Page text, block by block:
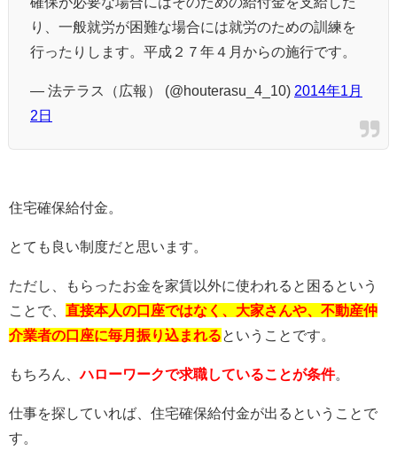
り、一般就労が困難な場合には就労のための訓練を
行ったりします。平成２７年４月からの施行です。
— 法テラス（広報） (@houterasu_4_10) 2014年1月
2日
住宅確保給付金。
とても良い制度だと思います。
ただし、もらったお金を家賃以外に使われると困るという
ことで、 直接本人の口座ではなく、大家さんや、不動産仲
介業者の口座に毎月振り込まれる ということです。
もちろん、 ハローワークで求職していることが条件。
仕事を探していれば、住宅確保給付金が出るということで
す。